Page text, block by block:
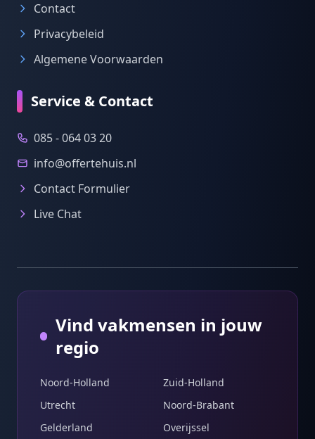
Contact
Privacybeleid
Algemene Voorwaarden
Service & Contact
085 - 064 03 20
info@offertehuis.nl
Contact Formulier
Live Chat
Vind vakmensen in jouw
regio
Noord-Holland
Zuid-Holland
Utrecht
Noord-Brabant
Gelderland
Overijssel